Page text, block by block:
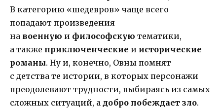
В категорию «шедевров» чаще всего
попадают произведения
на военную и философскую тематики,
а также приключенческие и исторические
романы. Ну и, конечно, Овны помнят
с детства те истории, в которых персонажи
преодолевают трудности, выбираясь из самых
сложных ситуаций, а добро побеждает зло.